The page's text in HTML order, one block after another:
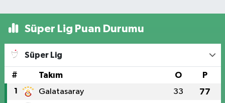
Süper Lig Puan Durumu
Süper Lig
# Takım O P
1 Galatasaray 33 77